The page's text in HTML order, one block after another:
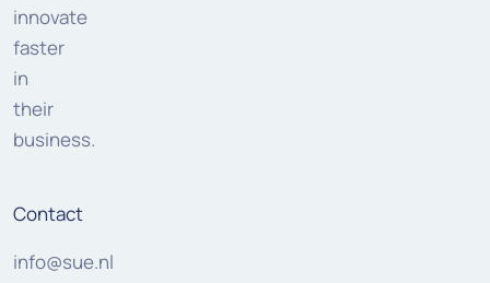
innovate
faster
in
their
business.
Contact
info@sue.nl